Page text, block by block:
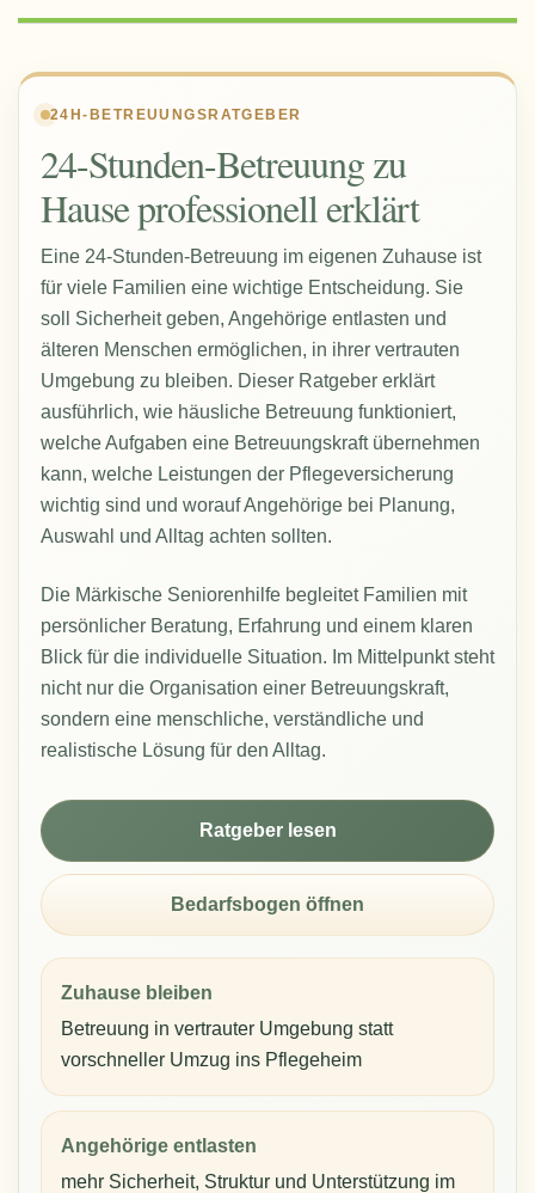
24H-BETREUUNGSRATGEBER
24-Stunden-Betreuung zu
Hause professionell erklärt
Eine 24-Stunden-Betreuung im eigenen Zuhause ist
für viele Familien eine wichtige Entscheidung. Sie
soll Sicherheit geben, Angehörige entlasten und
älteren Menschen ermöglichen, in ihrer vertrauten
Umgebung zu bleiben. Dieser Ratgeber erklärt
ausführlich, wie häusliche Betreuung funktioniert,
welche Aufgaben eine Betreuungskraft übernehmen
kann, welche Leistungen der Pflegeversicherung
wichtig sind und worauf Angehörige bei Planung,
Auswahl und Alltag achten sollten.
Die Märkische Seniorenhilfe begleitet Familien mit
persönlicher Beratung, Erfahrung und einem klaren
Blick für die individuelle Situation. Im Mittelpunkt steht
nicht nur die Organisation einer Betreuungskraft,
sondern eine menschliche, verständliche und
realistische Lösung für den Alltag.
Ratgeber lesen
Bedarfsbogen öffnen
Zuhause bleiben
Betreuung in vertrauter Umgebung statt
vorschneller Umzug ins Pflegeheim
Angehörige entlasten
mehr Sicherheit, Struktur und Unterstützung im